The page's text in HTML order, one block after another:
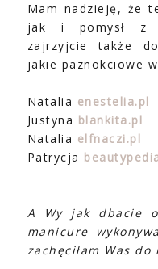
Mam nadzieję, że
jak i pomysł z
zajrzyjcie także
jakie paznokciowe
Natalia enestelia.pl
Justyna blankita.pl
Natalia elfnaczi.pl
Patrycja
A Wy jak dbacie
manicure
zachęciłam Was do